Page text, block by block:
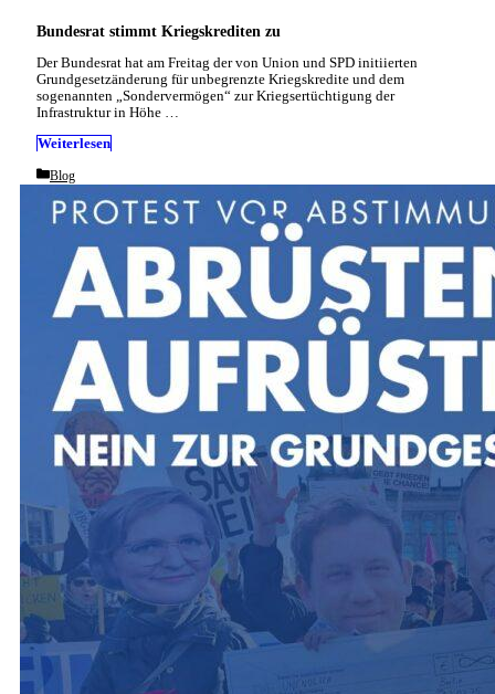
Bundesrat stimmt Kriegskrediten zu
Der Bundesrat hat am Freitag der von Union und SPD initiierten
Grundgesetzänderung für unbegrenzte Kriegskredite und dem
sogenannten „Sondervermögen“ zur Kriegsertüchtigung der
Infrastruktur in Höhe …
Weiterlesen
Categories
Blog